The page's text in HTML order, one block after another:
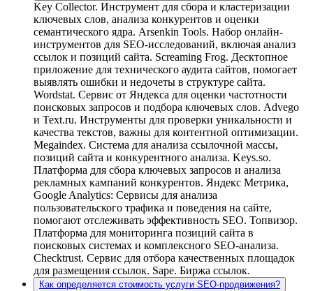
Key Collector. Инструмент для сбора и кластеризации
ключевых слов, анализа конкурентов и оценки
семантического ядра. Arsenkin Tools. Набор онлайн-
инструментов для SEO-исследований, включая анализ
ссылок и позиций сайта. Screaming Frog. Десктопное
приложение для технического аудита сайтов, помогает
выявлять ошибки и недочеты в структуре сайта.
Wordstat. Сервис от Яндекса для оценки частотности
поисковых запросов и подбора ключевых слов. Advego
и Text.ru. Инструменты для проверки уникальности и
качества текстов, важны для контентной оптимизации.
Megaindex. Система для анализа ссылочной массы,
позиций сайта и конкурентного анализа. Keys.so.
Платформа для сбора ключевых запросов и анализа
рекламных кампаний конкурентов. Яндекс Метрика,
Google Analytics: Сервисы для анализа
пользовательского трафика и поведения на сайте,
помогают отслеживать эффективность SEO. Топвизор.
Платформа для мониторинга позиций сайта в
поисковых системах и комплексного SEO-анализа.
Сhecktrust. Сервис для отбора качественных площадок
для размещения ссылок. Sape. Биржа ссылок.
Как определяется стоимость услуги SEO-продвижения?